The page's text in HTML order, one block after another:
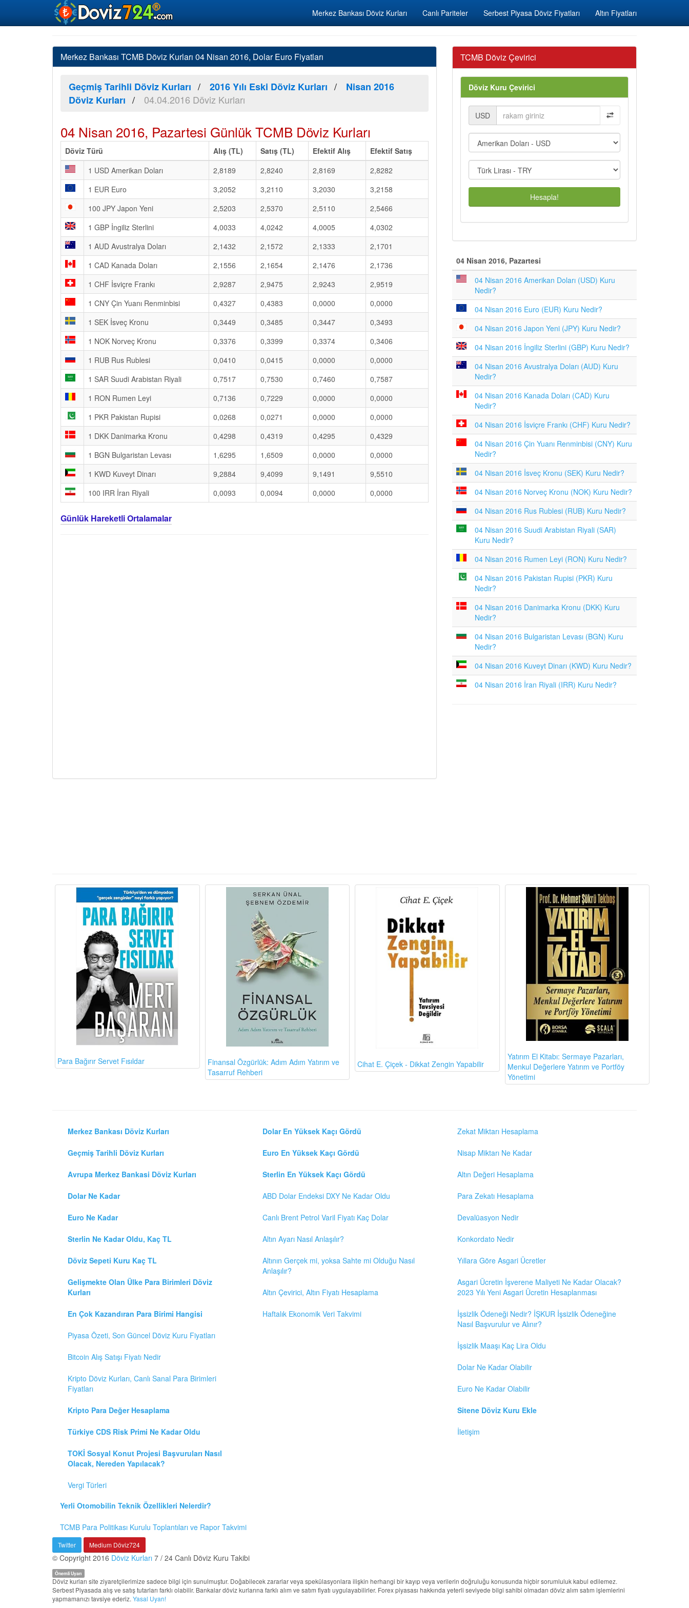
Merkez Bankası Döviz Kurları Canlı Pariteler Serbest Piyasa Döviz Fiyatları Altın Fiyatları
Merkez Bankası TCMB Döviz Kurları 04 Nisan 2016, Dolar Euro Fiyatları
Geçmiş Tarihli Döviz Kurları 2016 Yılı Eski Döviz Kurları
Nisan 2016
Döviz Kurları
04.04.2016 Döviz Kurları
04 Nisan 2016, Pazartesi Günlük TCMB Döviz Kurları
Döviz Türü Alış (TL) Satış (TL) Efektif Alış
Efektif Satış
1 USD Amerikan Doları
2,8189 2,8240 2,8169
2,8282
1 EUR Euro
3,2052 3,2110 3,2030
3,2158
100 JPY Japon Yeni
2,5203 2,5370 2,5110
2,5466
1 GBP İngiliz Sterlini
4,0033 4,0242 4,0005
4,0302
1 AUD Avustralya Doları
2,1432 2,1572 2,1333
2,1701
1 CAD Kanada Doları
2,1556 2,1654 2,1476
2,1736
1 CHF İsviçre Frankı
2,9287 2,9475 2,9243
2,9519
1 CNY Çin Yuanı Renminbisi
0,4327 0,4383 0,0000
0,0000
1 SEK İsveç Kronu
0,3449 0,3485 0,3447
0,3493
1 NOK Norveç Kronu
0,3376 0,3399 0,3374
0,3406
1 RUB Rus Rublesi
0,0410 0,0415 0,0000
0,0000
1 SAR Suudi Arabistan Riyali
0,7517 0,7530 0,7460
0,7587
1 RON Rumen Leyi
0,7136 0,7229 0,0000
0,0000
1 PKR Pakistan Rupisi
0,0268 0,0271 0,0000
0,0000
1 DKK Danimarka Kronu
0,4298 0,4319 0,4295
0,4329
1 BGN Bulgaristan Levası
1,6295 1,6509 0,0000
0,0000
1 KWD Kuveyt Dinarı
9,2884 9,4099 9,1491
9,5510
100 IRR İran Riyali
0,0093 0,0094 0,0000 0,0000
Günlük Hareketli Ortalamalar
TCMB Döviz Çevirici
Döviz Kuru Çevirici
USD
Hesapla!
04 Nisan 2016, Pazartesi
04 Nisan 2016 Amerikan Doları (USD) Kuru
Nedir?
04 Nisan 2016 Euro (EUR) Kuru Nedir?
04 Nisan 2016 Japon Yeni (JPY) Kuru Nedir?
04 Nisan 2016 İngiliz Sterlini (GBP) Kuru Nedir?
04 Nisan 2016 Avustralya Doları (AUD) Kuru
Nedir?
04 Nisan 2016 Kanada Doları (CAD) Kuru
Nedir?
04 Nisan 2016 İsviçre Frankı (CHF) Kuru Nedir?
04 Nisan 2016 Çin Yuanı Renminbisi (CNY) Kuru
Nedir?
04 Nisan 2016 İsveç Kronu (SEK) Kuru Nedir?
04 Nisan 2016 Norveç Kronu (NOK) Kuru Nedir?
04 Nisan 2016 Rus Rublesi (RUB) Kuru Nedir?
04 Nisan 2016 Suudi Arabistan Riyali (SAR)
Kuru Nedir?
04 Nisan 2016 Rumen Leyi (RON) Kuru Nedir?
04 Nisan 2016 Pakistan Rupisi (PKR) Kuru
Nedir?
04 Nisan 2016 Danimarka Kronu (DKK) Kuru
Nedir?
04 Nisan 2016 Bulgaristan Levası (BGN) Kuru
Nedir?
04 Nisan 2016 Kuveyt Dinarı (KWD) Kuru Nedir?
04 Nisan 2016 İran Riyali (IRR) Kuru Nedir?
Para Bağırır Servet Fısıldar
Finansal Özgürlük: Adım Adım Yatırım ve
Tasarruf Rehberi
Cihat E. Çiçek - Dikkat Zengin Yapabilir
Yatırım El Kitabı: Sermaye Pazarları,
Menkul Değerlere Yatırım ve Portföy
Yönetimi
Merkez Bankası Döviz Kurları
Geçmiş Tarihli Döviz Kurları
Avrupa Merkez Bankasi Döviz Kurları
Dolar Ne Kadar
Euro Ne Kadar
Sterlin Ne Kadar Oldu, Kaç TL
Döviz Sepeti Kuru Kaç TL
Gelişmekte Olan Ülke Para Birimleri Döviz
Kurları
En Çok Kazandıran Para Birimi Hangisi
Piyasa Özeti, Son Güncel Döviz Kuru Fiyatları
Bitcoin Alış Satışı Fiyatı Nedir
Kripto Döviz Kurları, Canlı Sanal Para Birimleri
Fiyatları
Kripto Para Değer Hesaplama
Türkiye CDS Risk Primi Ne Kadar Oldu
TOKİ Sosyal Konut Projesi Başvuruları Nasıl
Olacak, Nereden Yapılacak?
Vergi Türleri
Dolar En Yüksek Kaçı Gördü
Euro En Yüksek Kaçı Gördü
Sterlin En Yüksek Kaçı Gördü
ABD Dolar Endeksi DXY Ne Kadar Oldu
Canlı Brent Petrol Varil Fiyatı Kaç Dolar
Altın Ayarı Nasıl Anlaşılır?
Altının Gerçek mi, yoksa Sahte mi Olduğu Nasıl
Anlaşılır?
Altın Çevirici, Altın Fiyatı Hesaplama
Haftalık Ekonomik Veri Takvimi
Zekat Miktarı Hesaplama
Nisap Miktarı Ne Kadar
Altın Değeri Hesaplama
Para Zekatı Hesaplama
Devalüasyon Nedir
Konkordato Nedir
Yıllara Göre Asgari Ücretler
Asgari Ücretin İşverene Maliyeti Ne Kadar Olacak?
2023 Yılı Yeni Asgari Ücretin Hesaplanması
İşsizlik Ödeneği Nedir? İŞKUR İşsizlik Ödeneğine
Nasıl Başvurulur ve Alınır?
İşsizlik Maaşı Kaç Lira Oldu
Dolar Ne Kadar Olabilir
Euro Ne Kadar Olabilir
Sitene Döviz Kuru Ekle
İletişim
Yerli Otomobilin Teknik Özellikleri Nelerdir?
TCMB Para Politikası Kurulu Toplantıları ve Rapor Takvimi
Twitter Medium Döviz724
© Copyright 2016 Döviz Kurları 7 / 24 Canlı Döviz Kuru Takibi
Önemli Uyarı
Döviz kurları site ziyaretçilerimize sadece bilgi için sunulmuştur. Doğabilecek zararlar veya spekülasyonlara ilişkin herhangi bir kayıp veya verilerin doğruluğu konusunda hiçbir sorumluluk kabul edilemez.
Serbest Piyasada alış ve satış tutarları farklı olabilir. Bankalar döviz kurlarına farklı alım ve satım fiyatı uygulayabilirler. Forex piyasası hakkında yeterli seviyede bilgi sahibi olmadan döviz alım satım işlemlerini
yapmamanızı tavsiye ederiz. Yasal Uyarı!